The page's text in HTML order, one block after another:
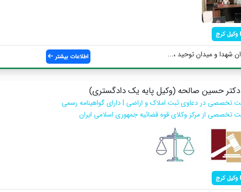
وکیل کرج
شهدا و میدان توحید ،... اطلاعات بیشتر
دکتر حسین صالحه (وکیل پایه یک دادگستری)
تخصصی در دعاوی ثبت املاک و اراضی | دارای گواهینامه رسمی
تخصصی از مرکز وکلای قوه قضائیه جمهوری اسلامی ایران
وکیل کرج